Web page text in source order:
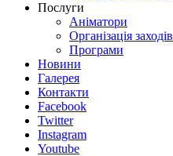
Послуги
Аніматори
Організація заходів
Програми
Новини
Галерея
Контакти
Facebook
Twitter
Instagram
Youtube